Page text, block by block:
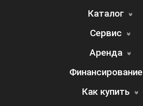
Каталог
Сервис
Аренда
Финансирование
Как купить